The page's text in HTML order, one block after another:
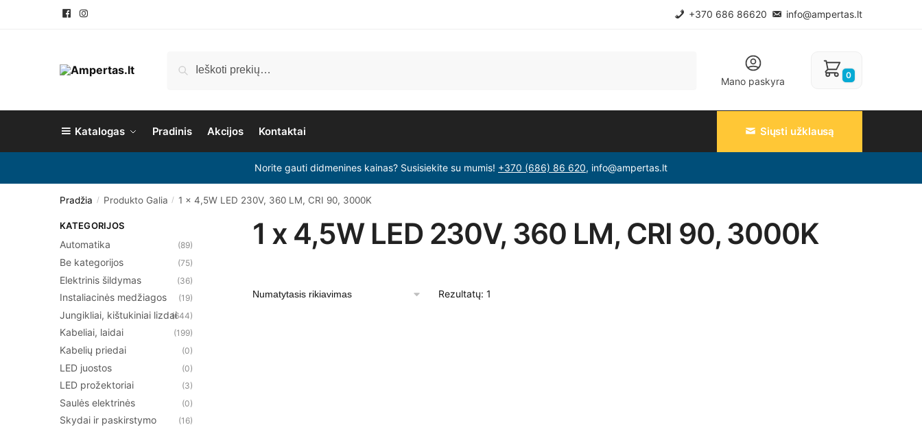
+370 686 86620 info@ampertas.lt
Mano paskyra
0
Katalogas Pradinis Akcijos Kontaktai Siųsti užklausą
Norite gauti didmenines kainas? Susisiekite su mumis! +370 (686) 86 620, info@ampertas.lt
Pradžia / Produkto Galia / 1 x 4,5W LED 230V, 360 LM, CRI 90, 3000K
1 x 4,5W LED 230V, 360 LM, CRI 90, 3000K
Rezultatų: 1
KATEGORIJOS
Automatika (89)
Be kategorijos (75)
Elektrinis šildymas (36)
Instaliacinės medžiagos (19)
Jungikliai, kištukiniai lizdai(644)
Kabeliai, laidai (199)
Kabelių priedai (0)
LED juostos (0)
LED prožektoriai (3)
Saulės elektrinės (0)
Skydai ir paskirstymo
(16)